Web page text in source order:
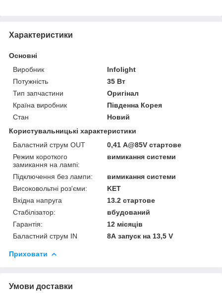
Характеристики
Основні
Виробник
Infolight
Потужність
35 Вт
Тип запчастини
Оригінал
Країна виробник
Південна Корея
Стан
Новий
Користувальницькі характеристики
Баластний струм OUT
0,41 А@85V стартове
Режим короткого
замикання на лампі:
вимикання системи
Підключення без лампи:
вимикання системи
Високовольтні роз'єми:
KET
Вхідна напруга
13.2 стартове
Стабілізатор:
вбудований
Гарантія:
12 місяців
Баластний струм IN
8А запуск на 13,5 V
Приховати
Умови доставки